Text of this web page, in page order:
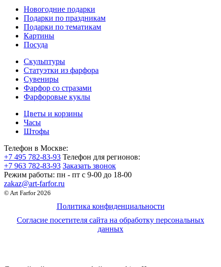
Новогодние подарки
Подарки по праздникам
Подарки по тематикам
Картины
Посуда
Скульптуры
Статуэтки из фарфора
Сувениры
Фарфор со стразами
Фарфоровые куклы
Цветы и корзины
Часы
Штофы
Телефон в Москве:
+7 495 782-83-93 Телефон для регионов:
+7 963 782-83-93 Заказать звонок
Режим работы: пн - пт c 9-00 до 18-00
zakaz@art-farfor.ru
© Art Farfor 2026
Политика конфиденциальности
Согласие посетителя сайта на обработку персональных
данных